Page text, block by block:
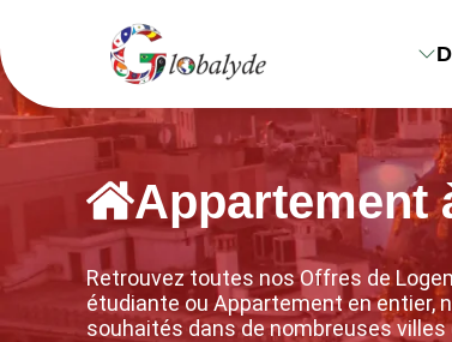
Appartement
Retrouvez toutes nos Offres de
étudiante ou Appartement en entier,
souhaités dans de nombreuses villes